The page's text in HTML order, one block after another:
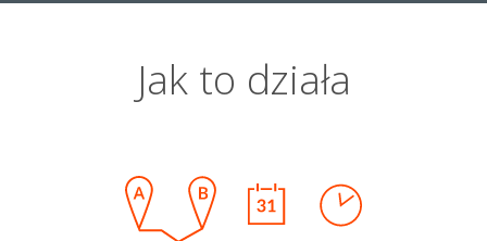
Jak to działa